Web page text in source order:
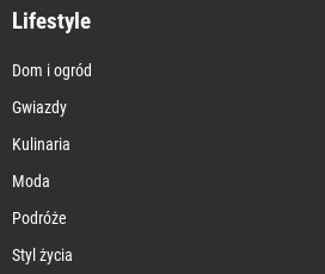
Lifestyle
Dom i ogród
Gwiazdy
Kulinaria
Moda
Podróże
Styl życia